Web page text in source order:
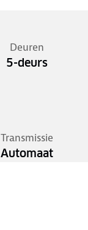
Deuren
5-deurs
Transmissie
Automaat